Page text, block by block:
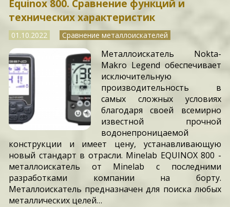
Equinox 800. Сравнение функций и
технических характеристик
01.10.2022 Сравнение металлоискателей
Металлоискатель Nokta-
Makro Legend обеспечивает
исключительную
производительность в
самых сложных условиях
благодаря своей всемирно
известной прочной
водонепроницаемой
конструкции и имеет цену, устанавливающую
новый стандарт в отрасли. Minelab EQUINOX 800 -
металлоискатель от Minelab с последними
разработками компании на борту.
Металлоискатель предназначен для поиска любых
металлических целей…